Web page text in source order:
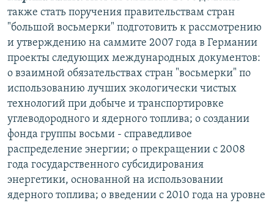
также стать поручения правительствам стран
"большой восьмерки" подготовить к рассмотрению
и утверждению на саммите 2007 года в Германии
проекты следующих международных документов:
о взаимной обязательствах стран "восьмерки" по
использованию лучших экологически чистых
технологий при добыче и транспортировке
углеводородного и ядерного топлива; о создании
фонда группы восьми - справедливое
распределение энергии; о прекращении с 2008
года государственного субсидирования
энергетики, основанной на использовании
ядерного топлива; о введении с 2010 года на уровне